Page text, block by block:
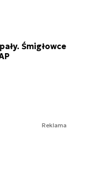
Śmigłowce
Reklama